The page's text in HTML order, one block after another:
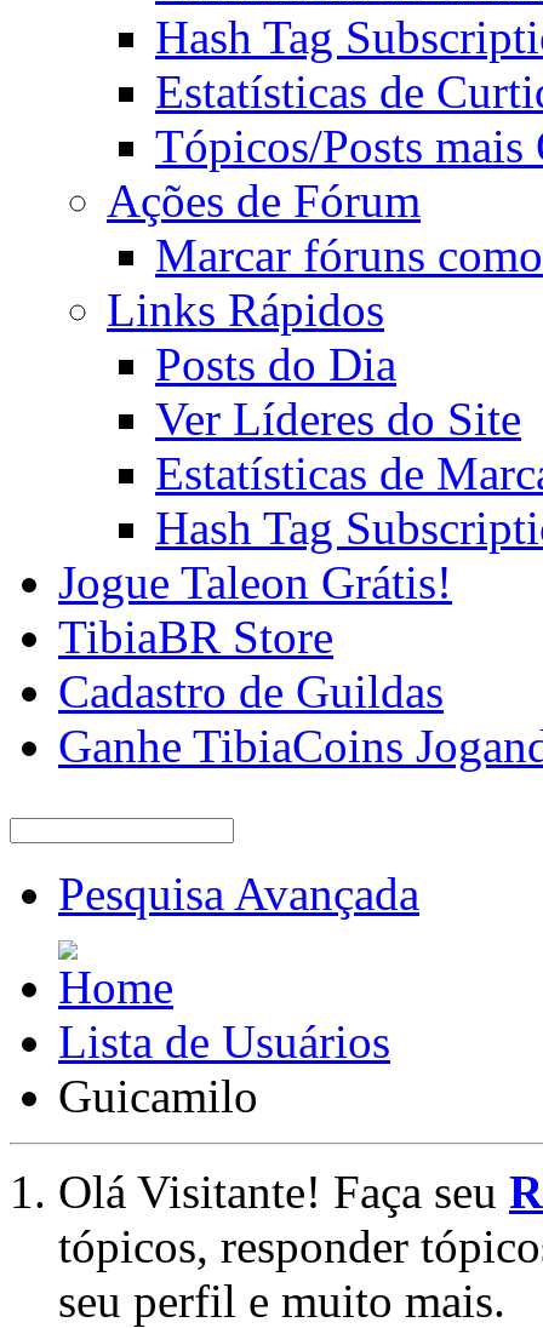
Hash Tag
Estatísticas de
Tópicos/Posts mais
Ações de Fórum
Marcar fóruns
Links Rápidos
Posts do Dia
Ver Líderes do Site
Estatísticas de
Hash Tag
Jogue Taleon Grátis!
TibiaBR Store
Cadastro de Guildas
Ganhe TibiaCoins
Pesquisa Avançada
Lista de Usuários
Guicamilo
Olá Visitante! Faça seu
tópicos, responder
seu perfil e muito mais.